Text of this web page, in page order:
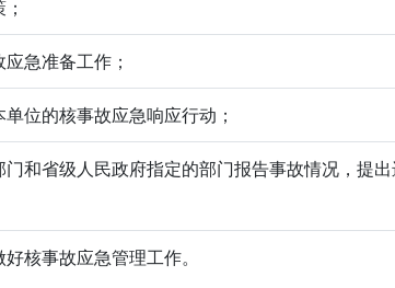
急准备工作；
位的核事故应急响应行动；
和省级人民政府指定的部门报告事故情况，提
核事故应急管理工作。